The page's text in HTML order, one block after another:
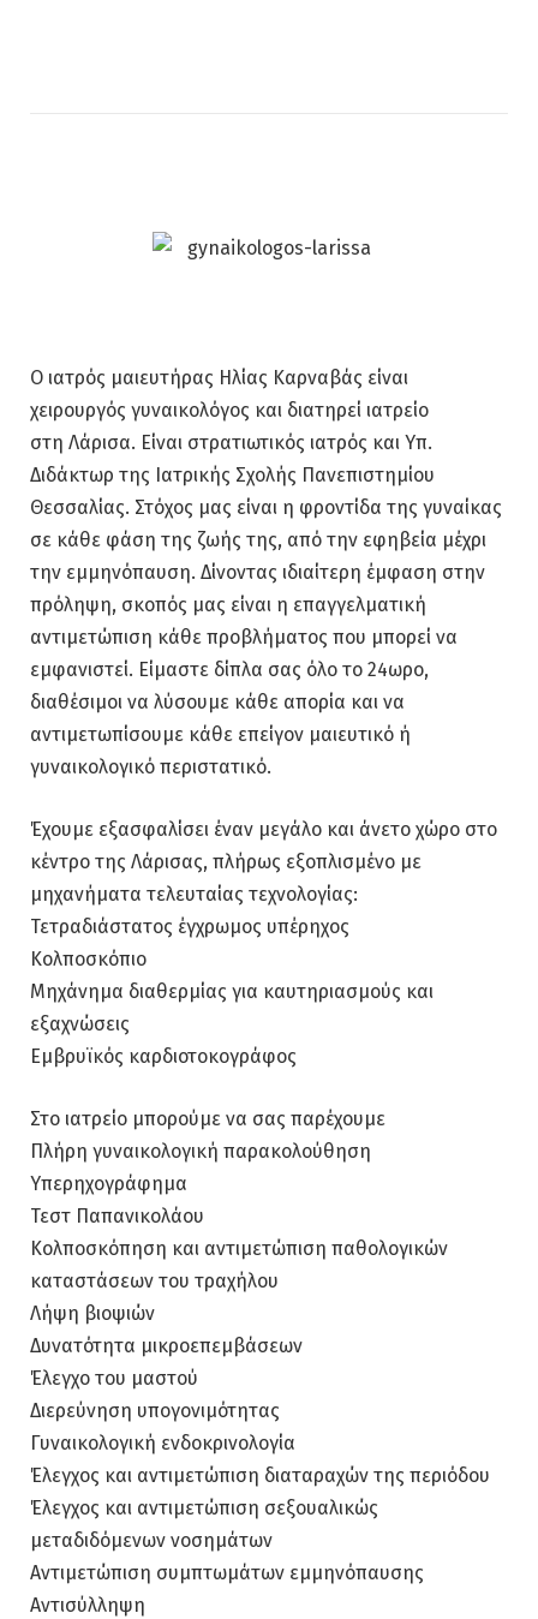
Ο ιατρός μαιευτήρας Ηλίας Καρναβάς είναι
χειρουργός γυναικολόγος και διατηρεί ιατρείο
στη Λάρισα. Είναι στρατιωτικός ιατρός και Υπ.
Διδάκτωρ της Ιατρικής Σχολής Πανεπιστημίου
Θεσσαλίας. Στόχος μας είναι η φροντίδα της γυναίκας
σε κάθε φάση της ζωής της, από την εφηβεία μέχρι
την εμμηνόπαυση. Δίνοντας ιδιαίτερη έμφαση στην
πρόληψη, σκοπός μας είναι η επαγγελματική
αντιμετώπιση κάθε προβλήματος που μπορεί να
εμφανιστεί. Είμαστε δίπλα σας όλο το 24ωρο,
διαθέσιμοι να λύσουμε κάθε απορία και να
αντιμετωπίσουμε κάθε επείγον μαιευτικό ή
γυναικολογικό περιστατικό.
Έχουμε εξασφαλίσει έναν μεγάλο και άνετο χώρο στο
κέντρο της Λάρισας, πλήρως εξοπλισμένο με
μηχανήματα τελευταίας τεχνολογίας:
Τετραδιάστατος έγχρωμος υπέρηχος
Κολποσκόπιο
Μηχάνημα διαθερμίας για καυτηριασμούς και
εξαχνώσεις
Εμβρυϊκός καρδιοτοκογράφος
Στο ιατρείο μπορούμε να σας παρέχουμε
Πλήρη γυναικολογική παρακολούθηση
Υπερηχογράφημα
Τεστ Παπανικολάου
Κολποσκόπηση και αντιμετώπιση παθολογικών
καταστάσεων του τραχήλου
Λήψη βιοψιών
Δυνατότητα μικροεπεμβάσεων
Έλεγχο του μαστού
Διερεύνηση υπογονιμότητας
Γυναικολογική ενδοκρινολογία
Έλεγχος και αντιμετώπιση διαταραχών της περιόδου
Έλεγχος και αντιμετώπιση σεξουαλικώς
μεταδιδόμενων νοσημάτων
Αντιμετώπιση συμπτωμάτων εμμηνόπαυσης
Αντισύλληψη